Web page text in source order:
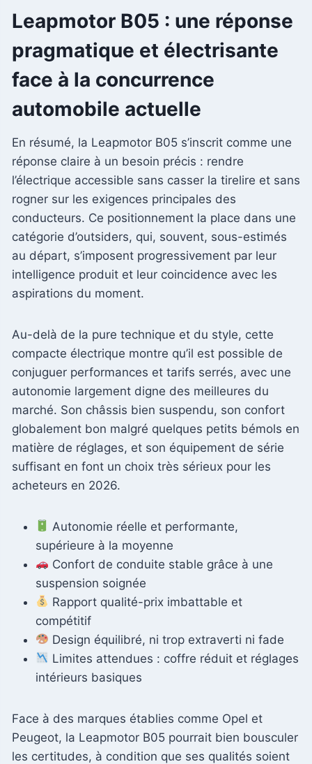
Leapmotor B05 : une réponse
pragmatique et électrisante
face à la concurrence
automobile actuelle
En résumé, la Leapmotor B05 s’inscrit comme une
réponse claire à un besoin précis : rendre
l’électrique accessible sans casser la tirelire et sans
rogner sur les exigences principales des
conducteurs. Ce positionnement la place dans une
catégorie d’outsiders, qui, souvent, sous-estimés
au départ, s’imposent progressivement par leur
intelligence produit et leur coincidence avec les
aspirations du moment.
Au-delà de la pure technique et du style, cette
compacte électrique montre qu’il est possible de
conjuguer performances et tarifs serrés, avec une
autonomie largement digne des meilleures du
marché. Son châssis bien suspendu, son confort
globalement bon malgré quelques petits bémols en
matière de réglages, et son équipement de série
suffisant en font un choix très sérieux pour les
acheteurs en 2026.
Autonomie réelle et performante,
supérieure à la moyenne
Confort de conduite stable grâce à une
suspension soignée
Rapport qualité-prix imbattable et
compétitif
Design équilibré, ni trop extraverti ni fade
Limites attendues : coffre réduit et réglages
intérieurs basiques
Face à des marques établies comme Opel et
Peugeot, la Leapmotor B05 pourrait bien bousculer
les certitudes, à condition que ses qualités soient